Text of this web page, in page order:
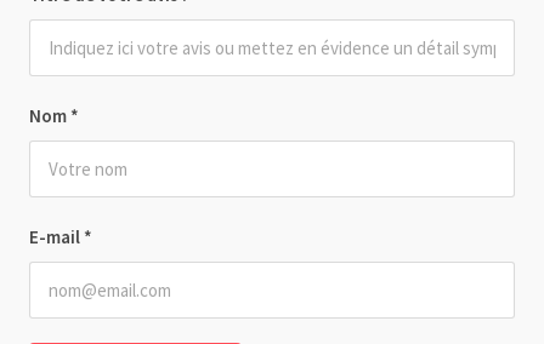
Nom *
E-mail *